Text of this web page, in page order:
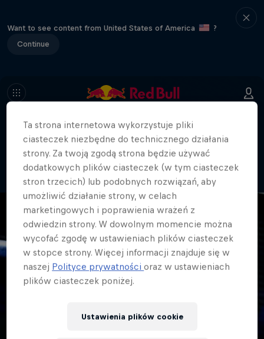
Want to see content from United States of America
?
Continue
404
No cóż, trochę nam głupio. Coś się
stało ze stroną?!
Ta strona internetowa wykorzystuje pliki
ciasteczek niezbędne do technicznego działania
strony. Za twoją zgodą strona będzie używać
dodatkowych plików ciasteczek (w tym ciasteczek
stron trzecich) lub podobnych rozwiązań, aby
umożliwić działanie strony, w celach
marketingowych i poprawienia wrażeń z
odwiedzin strony. W dowolnym momencie można
wycofać zgodę w ustawieniach plików ciasteczek
w stopce strony. Więcej informacji znajduje się w
naszej Polityce prywatnościoraz w ustawieniach
plików ciasteczek poniżej.
Ustawienia plików cookie